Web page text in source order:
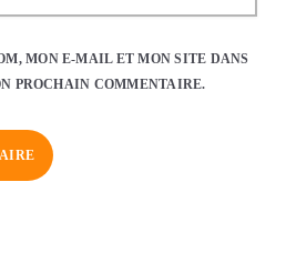
MON E-MAIL ET MON SITE DANS
PROCHAIN COMMENTAIRE.